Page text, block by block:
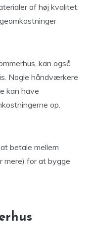
af høj kvalitet.
kan også
Nogle håndværkere
kan have
op.
betale mellem
mere) for at bygge